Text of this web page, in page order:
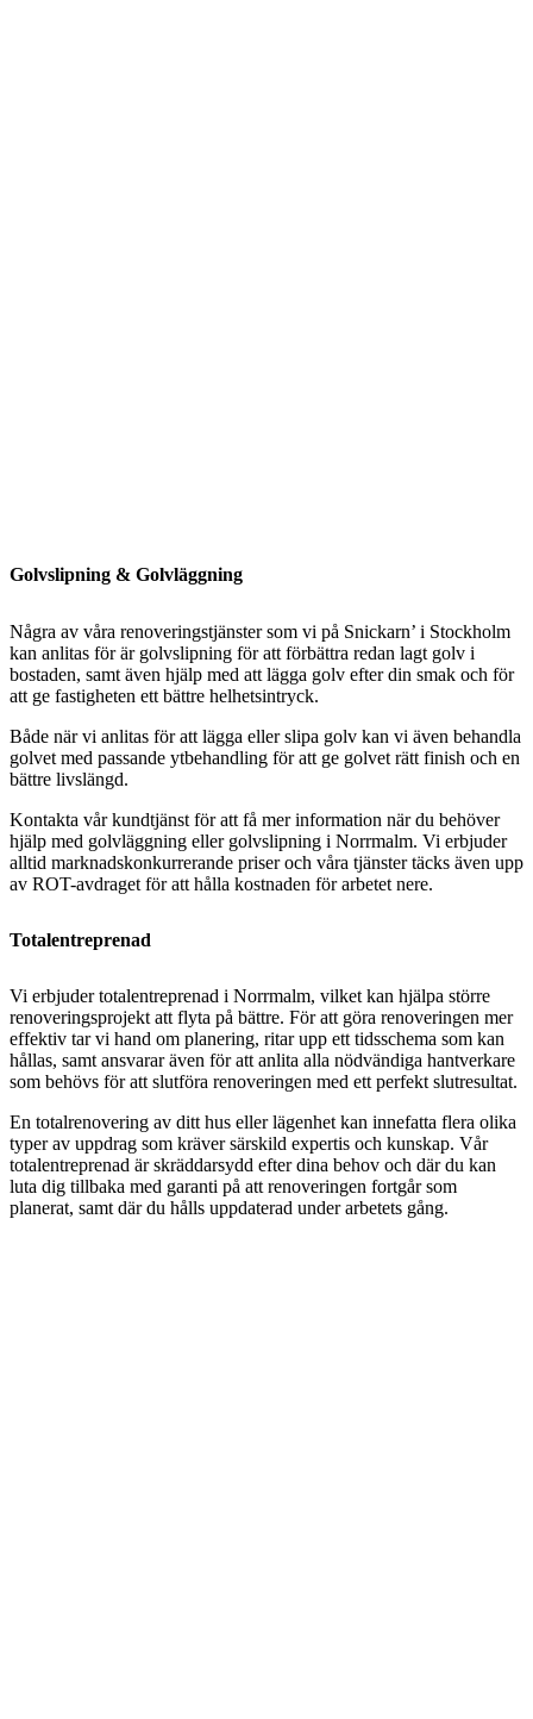
Golvslipning & Golvläggning
Några av våra renoveringstjänster som vi på Snickarn’ i Stockholm
kan anlitas för är golvslipning för att förbättra redan lagt golv i
bostaden, samt även hjälp med att lägga golv efter din smak och för
att ge fastigheten ett bättre helhetsintryck.
Både när vi anlitas för att lägga eller slipa golv kan vi även behandla
golvet med passande ytbehandling för att ge golvet rätt finish och en
bättre livslängd.
Kontakta vår kundtjänst för att få mer information när du behöver
hjälp med golvläggning eller golvslipning i Norrmalm. Vi erbjuder
alltid marknadskonkurrerande priser och våra tjänster täcks även upp
av ROT-avdraget för att hålla kostnaden för arbetet nere.
Totalentreprenad
Vi erbjuder totalentreprenad i Norrmalm, vilket kan hjälpa större
renoveringsprojekt att flyta på bättre. För att göra renoveringen mer
effektiv tar vi hand om planering, ritar upp ett tidsschema som kan
hållas, samt ansvarar även för att anlita alla nödvändiga hantverkare
som behövs för att slutföra renoveringen med ett perfekt slutresultat.
En totalrenovering av ditt hus eller lägenhet kan innefatta flera olika
typer av uppdrag som kräver särskild expertis och kunskap. Vår
totalentreprenad är skräddarsydd efter dina behov och där du kan
luta dig tillbaka med garanti på att renoveringen fortgår som
planerat, samt där du hålls uppdaterad under arbetets gång.